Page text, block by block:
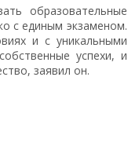
образовательные
с единым экзаменом.
и с уникальными
успехи, и
заявил он.